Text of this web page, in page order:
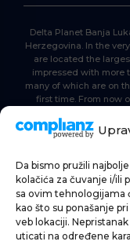
Da bismo pružili
kolačića za čuvanje i/ili
sa ovim tehnologijama
kao što su ponašanje
veb lokaciji.
uticati na određene
Delta Planet Banja
Herzegovina. In the
are located the
impressed with more
many of which are on
first time. From now